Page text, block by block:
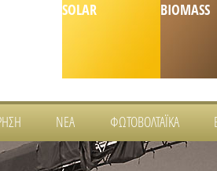
SOLAR BIOMASS
ΝΈΑ ΦΩΤΟΒΟΛΤΑΪΚΆ